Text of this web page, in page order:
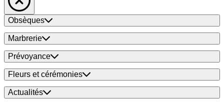
Obsèques
Marbrerie
Prévoyance
Fleurs et cérémonies
Actualités